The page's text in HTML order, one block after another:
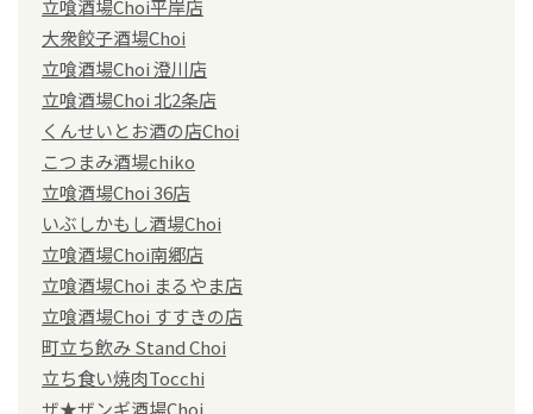
立喰酒場Choi平岸店
大衆餃子酒場Choi
立喰酒場Choi 澄川店
立喰酒場Choi 北2条店
くんせいとお酒の店Choi
こつまみ酒場chiko
立喰酒場Choi 36店
いぶしかもし酒場Choi
立喰酒場Choi南郷店
立喰酒場Choi まるやま店
立喰酒場Choi すすきの店
町立ち飲み Stand Choi
立ち食い焼肉Tocchi
ザ★ザンギ酒場Choi